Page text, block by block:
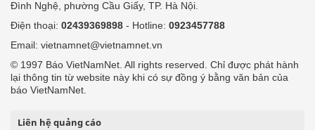
Đình Nghệ, phường Cầu Giấy, TP. Hà Nội.
Điện thoại: 02439369898 - Hotline: 0923457788
Email: vietnamnet@vietnamnet.vn
© 1997 Báo VietNamNet. All rights reserved. Chỉ được phát hành
lại thông tin từ website này khi có sự đồng ý bằng văn bản của
báo VietNamNet.
Liên hệ quảng cáo